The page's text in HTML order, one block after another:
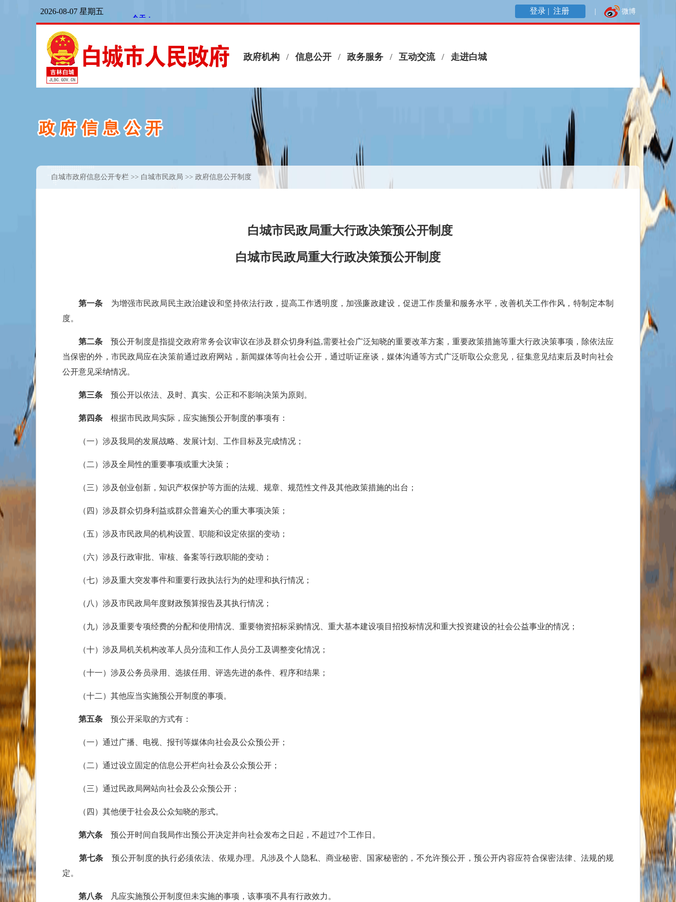
登录 | 注册
白城市政府信息公开专栏 >> 白城市民政局 >> 政府信息公开制度
白城市民政局重大行政决策预公开制度
白城市民政局重大行政决策预公开制度
第一条 为增强市民政局民主政治建设和坚持依法行政，提高工作透明度，加强廉政建设，促进工作质量和服务水平，改善机关工作作风，特制定本制
度。
第二条 预公开制度是指提交政府常务会议审议在涉及群众切身利益,需要社会广泛知晓的重要改革方案，重要政策措施等重大行政决策事项，除依法应
当保密的外，市民政局应在决策前通过政府网站，新闻媒体等向社会公开，通过听证座谈，媒体沟通等方式广泛听取公众意见，征集意见结束后及时向社会
公开意见采纳情况。
第三条 预公开以依法、及时、真实、公正和不影响决策为原则。
第四条 根据市民政局实际，应实施预公开制度的事项有：
（一）涉及我局的发展战略、发展计划、工作目标及完成情况；
（二）涉及全局性的重要事项或重大决策；
（三）涉及创业创新，知识产权保护等方面的法规、规章、规范性文件及其他政策措施的出台；
（四）涉及群众切身利益或群众普遍关心的重大事项决策；
（五）涉及市民政局的机构设置、职能和设定依据的变动；
（六）涉及行政审批、审核、备案等行政职能的变动；
（七）涉及重大突发事件和重要行政执法行为的处理和执行情况；
（八）涉及市民政局年度财政预算报告及其执行情况；
（九）涉及重要专项经费的分配和使用情况、重要物资招标采购情况、重大基本建设项目招投标情况和重大投资建设的社会公益事业的情况；
（十）涉及局机关机构改革人员分流和工作人员分工及调整变化情况；
（十一）涉及公务员录用、选拔任用、评选先进的条件、程序和结果；
（十二）其他应当实施预公开制度的事项。
第五条 预公开采取的方式有：
（一）通过广播、电视、报刊等媒体向社会及公众预公开；
（二）通过设立固定的信息公开栏向社会及公众预公开；
（三）通过民政局网站向社会及公众预公开；
（四）其他便于社会及公众知晓的形式。
第六条 预公开时间自我局作出预公开决定并向社会发布之日起，不超过7个工作日。
第七条 预公开制度的执行必须依法、依规办理。凡涉及个人隐私、商业秘密、国家秘密的，不允许预公开，预公开内容应符合保密法律、法规的规
定。
第八条 凡应实施预公开制度但未实施的事项，该事项不具有行政效力。